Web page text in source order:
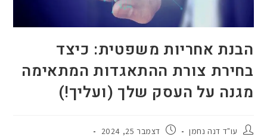
הבנת אחריות משפטית: כיצד
בחירת צורת ההתאגדות המתאימה
מגנה על העסק שלך (ועליך!)
מחבר:עו"ד דנה נחמן פורסם:דצמבר 25, 2024